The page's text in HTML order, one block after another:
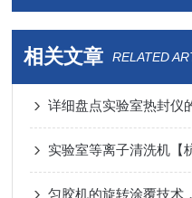
相关文章 RELATED
详细盘点实验室热封仪
匀胶机的旋转涂覆技术